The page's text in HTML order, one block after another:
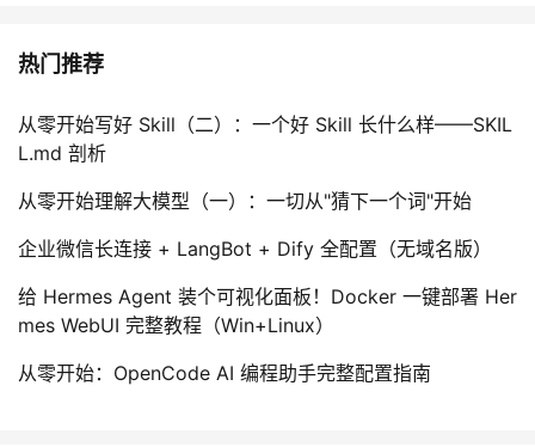
程
认
证
的
实
我
的
藏
支
持
声
建
热门推荐
从零开始写好 Skill（二）：一个好 Skill 长什么样——SKIL
L.md 剖析
从零开始理解大模型（一）：一切从"猜下一个词"开始
企业微信长连接 + LangBot + Dify 全配置（无域名版）
给 Hermes Agent 装个可视化面板！Docker 一键部署 Her
mes WebUI 完整教程（Win+Linux）
从零开始：OpenCode AI 编程助手完整配置指南